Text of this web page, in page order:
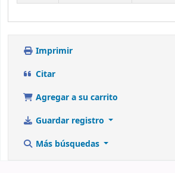
Imprimir
Citar
Agregar a su carrito
Guardar registro
Más búsquedas